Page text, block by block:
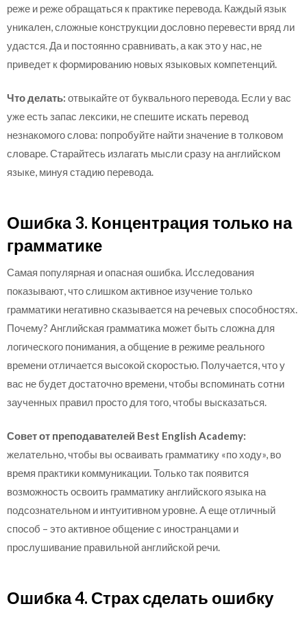
реже и реже обращаться к практике перевода. Каждый язык
уникален, сложные конструкции дословно перевести вряд ли
удастся. Да и постоянно сравнивать, а как это у нас, не
приведет к формированию новых языковых компетенций.
Что делать: отвыкайте от буквального перевода. Если у вас
уже есть запас лексики, не спешите искать перевод
незнакомого слова: попробуйте найти значение в толковом
словаре. Старайтесь излагать мысли сразу на английском
языке, минуя стадию перевода.
Ошибка 3. Концентрация только на
грамматике
Самая популярная и опасная ошибка. Исследования
показывают, что слишком активное изучение только
грамматики негативно сказывается на речевых способностях.
Почему? Английская грамматика может быть сложна для
логического понимания, а общение в режиме реального
времени отличается высокой скоростью. Получается, что у
вас не будет достаточно времени, чтобы вспоминать сотни
заученных правил просто для того, чтобы высказаться.
Совет от преподавателей Best English Academy:
желательно, чтобы вы осваивать грамматику «по ходу», во
время практики коммуникации. Только так появится
возможность освоить грамматику английского языка на
подсознательном и интуитивном уровне. А еще отличный
способ – это активное общение с иностранцами и
прослушивание правильной английской речи.
Ошибка 4. Страх сделать ошибку